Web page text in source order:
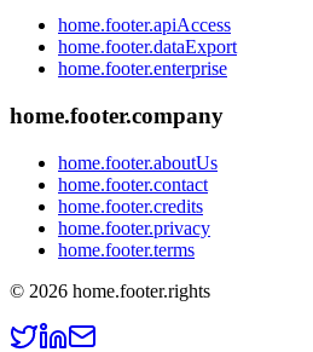
home.footer.apiAccess
home.footer.dataExport
home.footer.enterprise
home.footer.company
home.footer.aboutUs
home.footer.contact
home.footer.credits
home.footer.privacy
home.footer.terms
© 2026 home.footer.rights